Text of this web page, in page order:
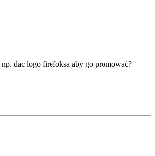
dac logo firefoksa aby go promować?